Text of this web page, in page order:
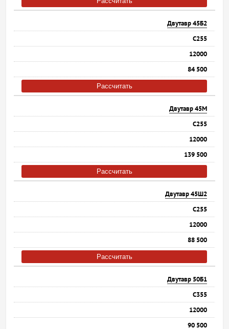
Двутавр 45Б2
С255
12000
84 500
Рассчитать
Двутавр 45М
С255
12000
139 500
Рассчитать
Двутавр 45Ш2
С255
12000
88 500
Рассчитать
Двутавр 50Б1
С355
12000
90 500